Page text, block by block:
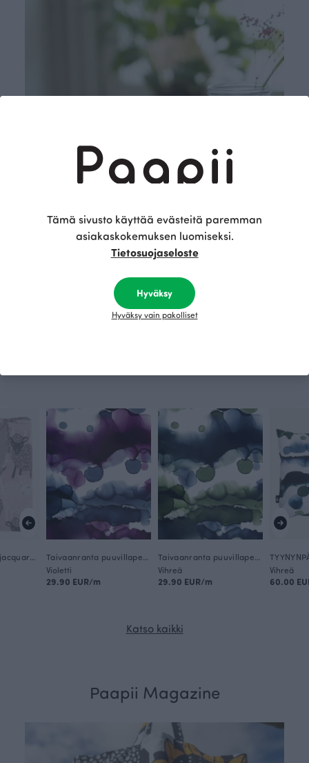
Väritä kotisi
Osta nyt
Violetti
29.90 EUR/m
Vihreä
29.90 EUR/m
Vihreä
60.00
Katso kaikki
Paapii Magazine
Tämä sivusto käyttää evästeitä paremman
asiakaskokemuksen luomiseksi.
Tietosuojaseloste
Hyväksy
Hyväksy vain pakolliset